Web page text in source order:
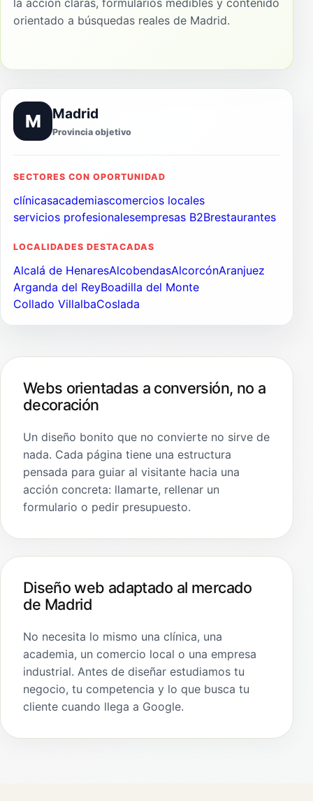
la acción claras, formularios medibles y contenido
orientado a búsquedas reales de Madrid.
M Madrid
Provincia objetivo
SECTORES CON OPORTUNIDAD
clínicasacademiascomercios locales
servicios profesionalesempresas B2Brestaurantes
LOCALIDADES DESTACADAS
Alcalá de HenaresAlcobendasAlcorcónAranjuez
Arganda del ReyBoadilla del Monte
Collado VillalbaCoslada
Webs orientadas a conversión, no a
decoración
Un diseño bonito que no convierte no sirve de
nada. Cada página tiene una estructura
pensada para guiar al visitante hacia una
acción concreta: llamarte, rellenar un
formulario o pedir presupuesto.
Diseño web adaptado al mercado
de Madrid
No necesita lo mismo una clínica, una
academia, un comercio local o una empresa
industrial. Antes de diseñar estudiamos tu
negocio, tu competencia y lo que busca tu
cliente cuando llega a Google.